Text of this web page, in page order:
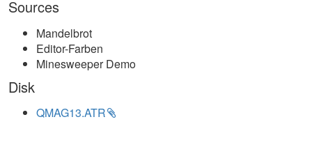
Sources
Mandelbrot
Editor-Farben
Minesweeper Demo
Disk
QMAG13.ATR